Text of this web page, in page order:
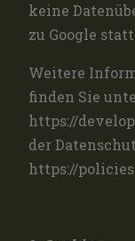
keine
zu Google statt.
Weitere
finden Sie
https://
der
https://